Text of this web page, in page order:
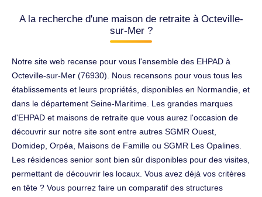
A la recherche d'une maison de retraite à Octeville-
sur-Mer ?
Notre site web recense pour vous l'ensemble des EHPAD à
Octeville-sur-Mer (76930). Nous recensons pour vous tous les
établissements et leurs propriétés, disponibles en Normandie, et
dans le département Seine-Maritime. Les grandes marques
d'EHPAD et maisons de retraite que vous aurez l'occasion de
découvrir sur notre site sont entre autres SGMR Ouest,
Domidep, Orpéa, Maisons de Famille ou SGMR Les Opalines.
Les résidences senior sont bien sûr disponibles pour des visites,
permettant de découvrir les locaux. Vous avez déjà vos critères
en tête ? Vous pourrez faire un comparatif des structures